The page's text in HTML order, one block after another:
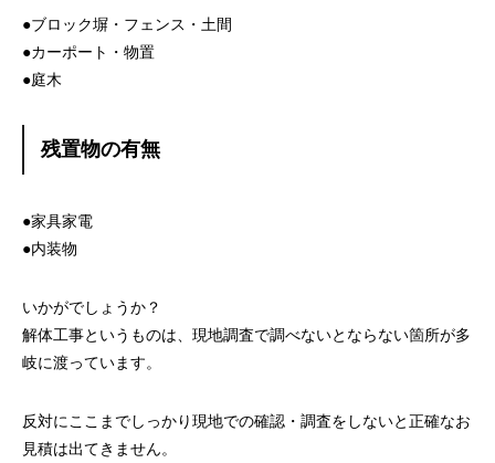
●ブロック塀・フェンス・土間
●カーポート・物置
●庭木
残置物の有無
●家具家電
●内装物
いかがでしょうか？
解体工事というものは、現地調査で調べないとならない箇所が多
岐に渡っています。
反対にここまでしっかり現地での確認・調査をしないと正確なお
見積は出てきません。